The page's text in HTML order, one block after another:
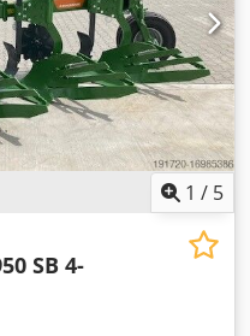
1 / 5
SB 4-